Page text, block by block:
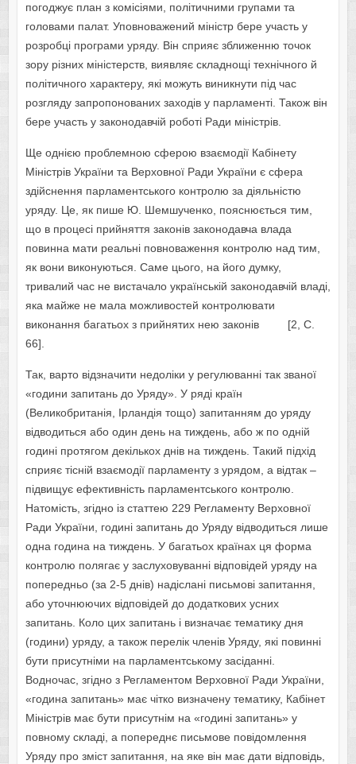
погоджує план з комісіями, політичними групами та
головами палат. Уповноважений міністр бере участь у
розробці програми уряду. Він сприяє зближенню точок
зору різних міністерств, виявляє складнощі технічного й
політичного характеру, які можуть виникнути під час
розгляду запропонованих заходів у парламенті. Також він
бере участь у законодавчій роботі Ради міністрів.
Ще однією проблемною сферою взаємодії Кабінету
Міністрів України та Верховної Ради України є сфера
здійснення парламентського контролю за діяльністю
уряду. Це, як пише Ю. Шемшученко, пояснюється тим,
що в процесі прийняття законів законодавча влада
повинна мати реальні повноваження контролю над тим,
як вони виконуються. Саме цього, на його думку,
тривалий час не вистачало українській законодавчій владі,
яка майже не мала можливостей контролювати
виконання багатьох з прийнятих нею законів [2, С.
66].
Так, варто відзначити недоліки у регулюванні так званої
«години запитань до Уряду». У ряді країн
(Великобританія, Ірландія тощо) запитанням до уряду
відводиться або один день на тиждень, або ж по одній
годині протягом декількох днів на тиждень. Такий підхід
сприяє тісній взаємодії парламенту з урядом, а відтак –
підвищує ефективність парламентського контролю.
Натомість, згідно із статтею 229 Регламенту Верховної
Ради України, годині запитань до Уряду відводиться лише
одна година на тиждень. У багатьох країнах ця форма
контролю полягає у заслуховуванні відповідей уряду на
попередньо (за 2-5 днів) надіслані письмові запитання,
або уточнюючих відповідей до додаткових усних
запитань. Коло цих запитань і визначає тематику дня
(години) уряду, а також перелік членів Уряду, які повинні
бути присутніми на парламентському засіданні.
Водночас, згідно з Регламентом Верховної Ради України,
«година запитань» має чітко визначену тематику, Кабінет
Міністрів має бути присутнім на «годині запитань» у
повному складі, а попереднє письмове повідомлення
Уряду про зміст запитання, на яке він має дати відповідь,